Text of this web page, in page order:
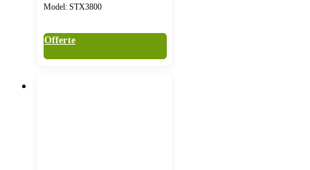
Model: STX3800
Offerte